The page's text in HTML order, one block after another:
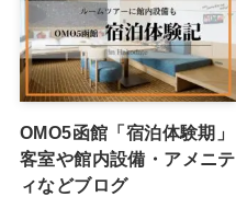
OMO5函館「宿泊体験期」
客室や館内設備・アメニテ
ィなどブログ